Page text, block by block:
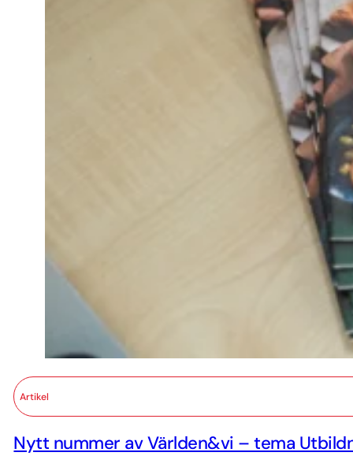
Artikel
Nytt nummer av Världen&vi – tema